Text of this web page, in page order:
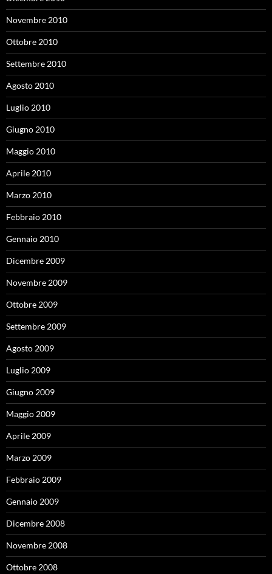
Novembre 2010
Ottobre 2010
Settembre 2010
Agosto 2010
Luglio 2010
Giugno 2010
Maggio 2010
Aprile 2010
Marzo 2010
Febbraio 2010
Gennaio 2010
Dicembre 2009
Novembre 2009
Ottobre 2009
Settembre 2009
Agosto 2009
Luglio 2009
Giugno 2009
Maggio 2009
Aprile 2009
Marzo 2009
Febbraio 2009
Gennaio 2009
Dicembre 2008
Novembre 2008
Ottobre 2008